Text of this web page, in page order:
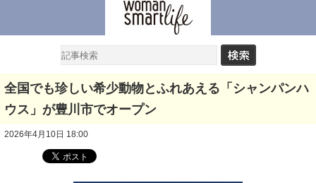
全国でも珍しい希少動物とふれあえる「シャンパンハ
ウス」が豊川市でオープン
2026年4月10日 18:00